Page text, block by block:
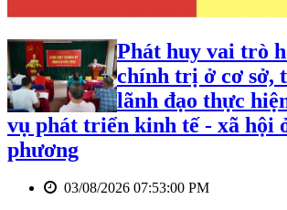
Phát huy vai trò
chính trị ở cơ sở,
lãnh đạo thực
vụ phát triển kinh tế - xã hội
phương
03/08/2026 07:53:00 PM